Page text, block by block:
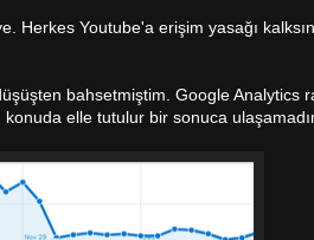
Herkes Youtube'a erişim yasağı
bahsetmiştim. Google Analytics
elle tutulur bir sonuca